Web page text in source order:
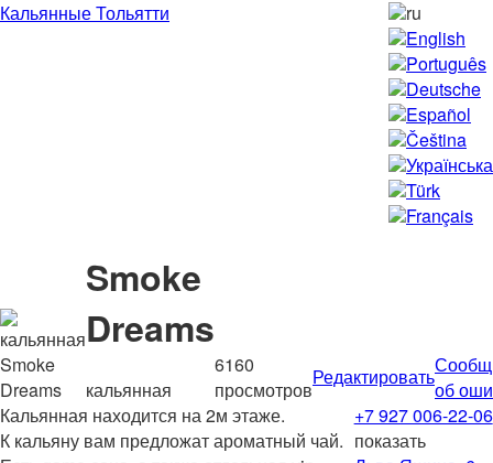
Кальянные Тольятти
ru
English
Português
Deutsche
Español
Čeština
Українська
Türk
Français
Smoke
Dreams
кальянная
6160
просмотровРедактироватьоб
Кальянная находится на 2м этаже.
К кальяну вам предложат ароматный чай.
+7 927 006-22-06
показать